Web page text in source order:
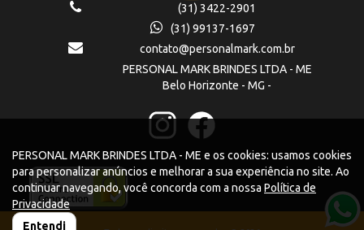
(31) 3422-2901
(31) 99137-1697
contato@personalmark.com.br
PERSONAL MARK BRINDES LTDA - ME
Belo Horizonte - MG -
PERSONAL MARK BRINDES LTDA - ME e os cookies: usamos cookies
para personalizar anúncios e melhorar a sua experiência no site. Ao
continuar navegando, você concorda com a nossa Política de
Privacidade
Entendi